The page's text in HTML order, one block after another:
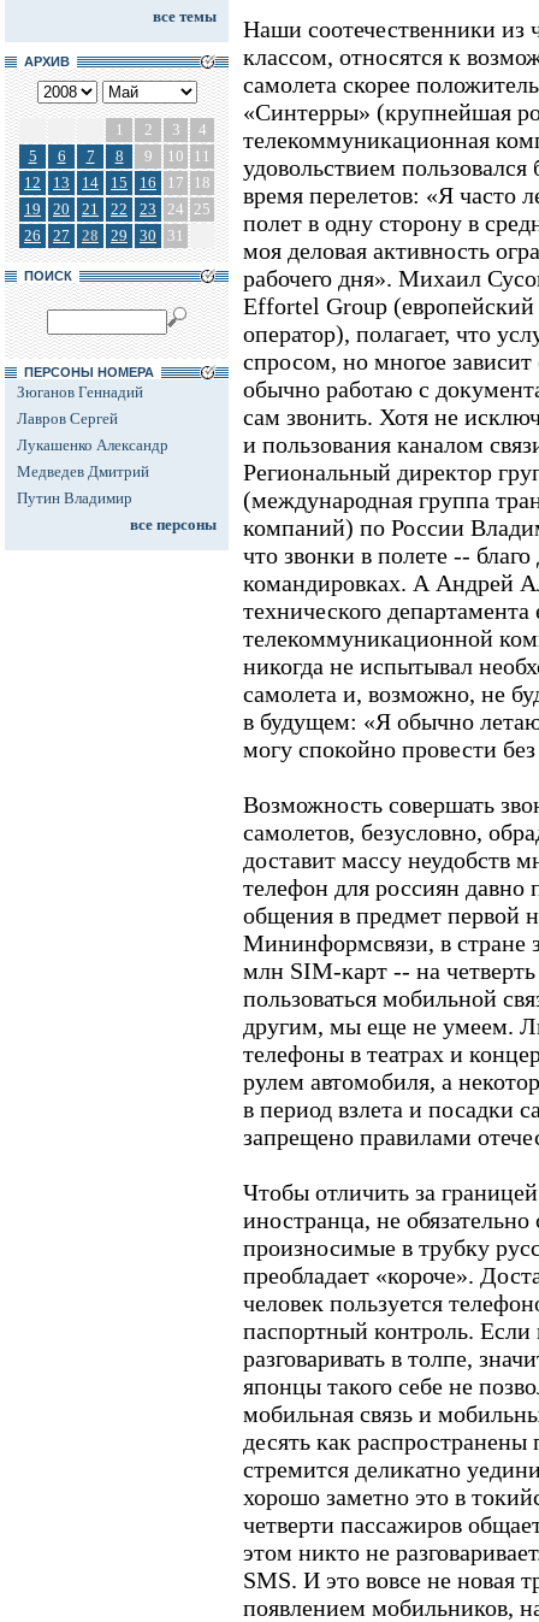
все темы
АРХИВ
1 2 3
4
5
6 7 8 9 10
11
12
13 14 15 16 17
18
19
20 21 22 23 24 25
26
27 28 29 30 31
ПОИСК
ПЕРСОНЫ НОМЕРА
Зюганов Геннадий
Лавров Сергей
Лукашенко Александр
Медведев Дмитрий
Путин Владимир
все персоны
Наши соотечественники из
классом, относятся к
самолета скорее
«Синтерры» (крупнейшая
телекоммуникационная
удовольствием
время перелетов: «Я часто
полет в одну сторону в
моя деловая активность
рабочего дня». Михаил
Effortel Group
оператор), полагает, что
спросом, но многое
обычно работаю с
сам звонить. Хотя не
и пользования каналом
Региональный директор
(международная группа
компаний) по России
что звонки в полете --
командировках. А Андрей
технического
телекоммуникационной
никогда не испытывал
самолета и, возможно, не
в будущем: «Я обычно
могу спокойно провести
Возможность совершать
самолетов, безусловно,
доставит массу неудобств
телефон для россиян давно
общения в предмет первой
Мининформсвязи, в стране
млн SIM-карт -- на
пользоваться мобильной
другим, мы еще не умеем.
телефоны в театрах и
рулем автомобиля, а
в период взлета и посадки
запрещено правилами
Чтобы отличить за
иностранца, не
произносимые в трубку
преобладает «короче».
человек пользуется
паспортный контроль. Если
разговаривать в толпе,
японцы такого себе не
мобильная связь и
десять как распространены
стремится деликатно
хорошо заметно это в
четверти пассажиров
этом никто не
SMS. И это вовсе не новая
появлением мобильников,